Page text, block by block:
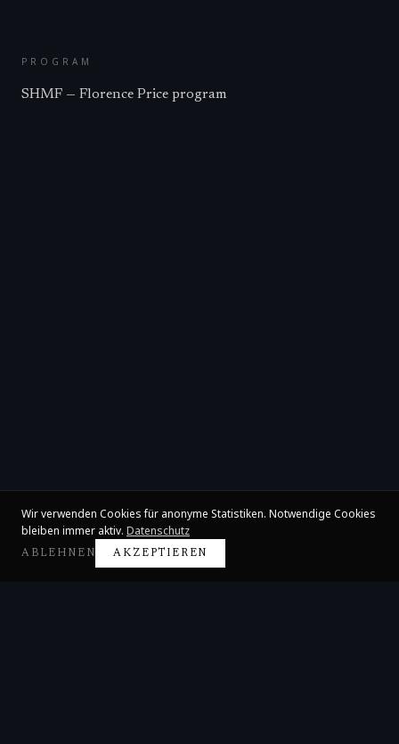
PROGRAM
SHMF — Florence Price program
Wir verwenden Cookies für anonyme Statistiken. Notwendige Cookies
bleiben immer aktiv. Datenschutz
ABLEHNEN AKZEPTIEREN